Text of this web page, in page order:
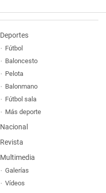
Deportes
Fútbol
Baloncesto
Pelota
Balonmano
Fútbol sala
Más deporte
Nacional
Revista
Multimedia
Galerías
Vídeos